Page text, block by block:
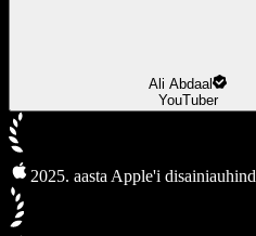
Ali Abdaal
YouTuber
2025. aasta Apple'i disainiauhind